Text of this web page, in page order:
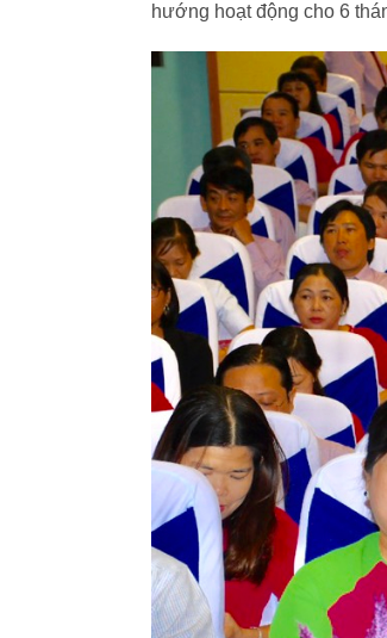
hướng hoạt động cho 6